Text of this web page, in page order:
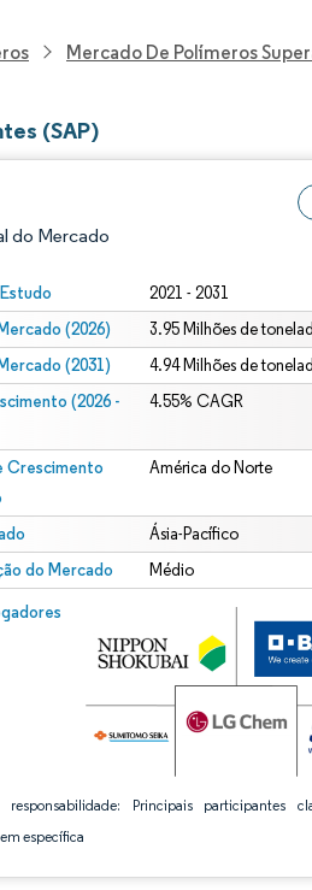
Mercado De Polímeros
(SAP)
do Mercado
2021 - 2031
(2026) 3.95 Milhões de
(2031) 4.94 Milhões de
(2026 -
4.55% CAGR
Crescimento
América do Norte
Ásia-Pacífico
do Mercado Médio
Principais participantes
específica
Intelligence. O reuso requer atribuição
CC BY 4.0.